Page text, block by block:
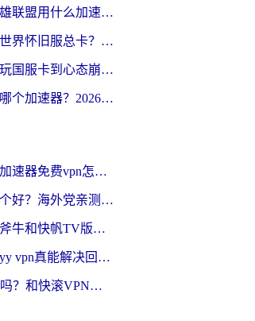
国外玩国服英雄联盟用什么加速器好？海外党亲测有效的国服游戏加速指南
在非洲玩魔兽世界怀旧服总卡？别慌，这份指南帮你丝滑开荒
海外党必看：玩国服卡到心态崩？少女前线云图计划加速器免费推荐+碧蓝航线足球世界流畅攻略
海外打LOL用哪个加速器？2026实用指南：从延迟到设备适配，一篇解决你的国服游戏痛点
海外党必看：加速器免费vpn怎么选？3步教你无缝访问国内资源
穿梭和巨鲸哪个好？海外党亲测3款回国加速器，教你避开90%的坑
海外党必看：斧牛和快帆TV版哪个好？3分钟选对回国加速器，无缝刷B站、追热剧
海外党必看：yy vpn真能解决回国访问难题？附云极initap测评+免费方案对比
穿梭VPN好用吗？和快滚VPN对比哪个回国效果更好？海外党选回国加速器必看指南